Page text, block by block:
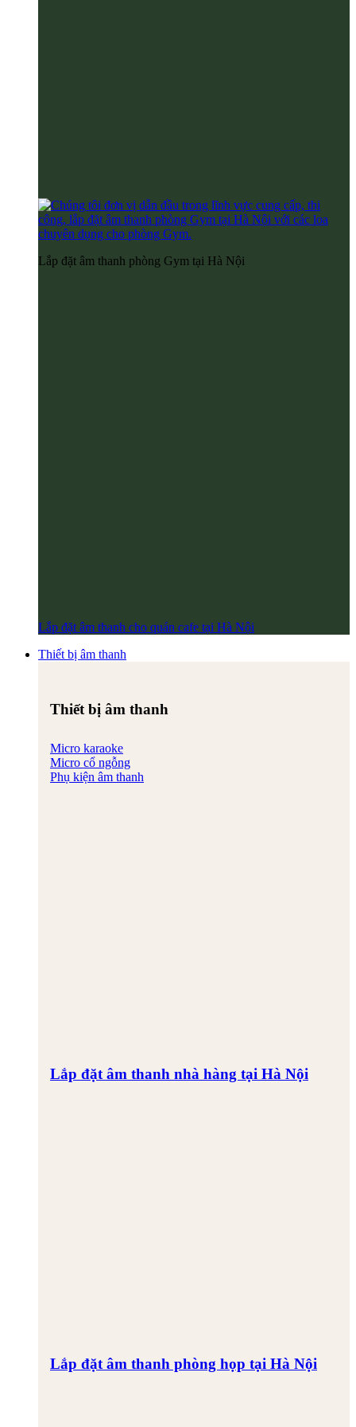
Lắp đặt âm thanh phòng Gym tại Hà Nội
Lắp đặt âm thanh cho quán cafe tại Hà Nội
Thiết bị âm thanh
Thiết bị âm thanh
Micro karaoke
Micro cổ ngỗng
Phụ kiện âm thanh
Lắp đặt âm thanh nhà hàng tại Hà Nội
Lắp đặt âm thanh phòng họp tại Hà Nội